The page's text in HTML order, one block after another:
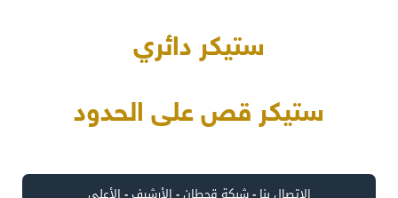
ستيكر دائري
ستيكر قص على الحدود